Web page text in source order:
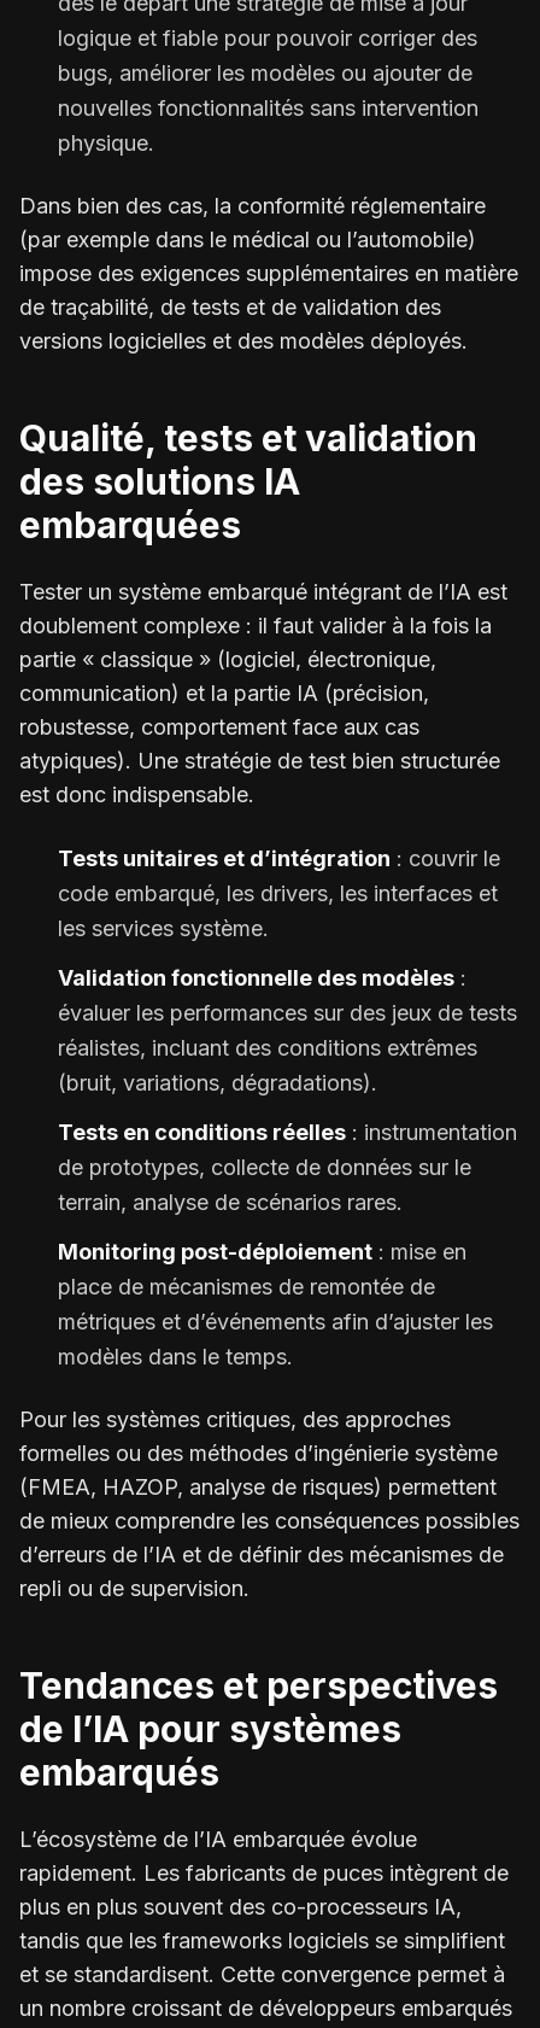
logique et fiable pour pouvoir corriger des
bugs, améliorer les modèles ou ajouter de
nouvelles fonctionnalités sans intervention
physique.
Dans bien des cas, la conformité réglementaire
(par exemple dans le médical ou l’automobile)
impose des exigences supplémentaires en matière
de traçabilité, de tests et de validation des
versions logicielles et des modèles déployés.
Qualité, tests et validation
des solutions IA
embarquées
Tester un système embarqué intégrant de l’IA est
doublement complexe : il faut valider à la fois la
partie « classique » (logiciel, électronique,
communication) et la partie IA (précision,
robustesse, comportement face aux cas
atypiques). Une stratégie de test bien structurée
est donc indispensable.
Tests unitaires et d’intégration : couvrir le
code embarqué, les drivers, les interfaces et
les services système.
Validation fonctionnelle des modèles :
évaluer les performances sur des jeux de tests
réalistes, incluant des conditions extrêmes
(bruit, variations, dégradations).
Tests en conditions réelles : instrumentation
de prototypes, collecte de données sur le
terrain, analyse de scénarios rares.
Monitoring post-déploiement : mise en
place de mécanismes de remontée de
métriques et d’événements afin d’ajuster les
modèles dans le temps.
Pour les systèmes critiques, des approches
formelles ou des méthodes d’ingénierie système
(FMEA, HAZOP, analyse de risques) permettent
de mieux comprendre les conséquences possibles
d’erreurs de l’IA et de définir des mécanismes de
repli ou de supervision.
Tendances et perspectives
de l’IA pour systèmes
embarqués
L’écosystème de l’IA embarquée évolue
rapidement. Les fabricants de puces intègrent de
plus en plus souvent des co-processeurs IA,
tandis que les frameworks logiciels se simplifient
et se standardisent. Cette convergence permet à
un nombre croissant de développeurs embarqués